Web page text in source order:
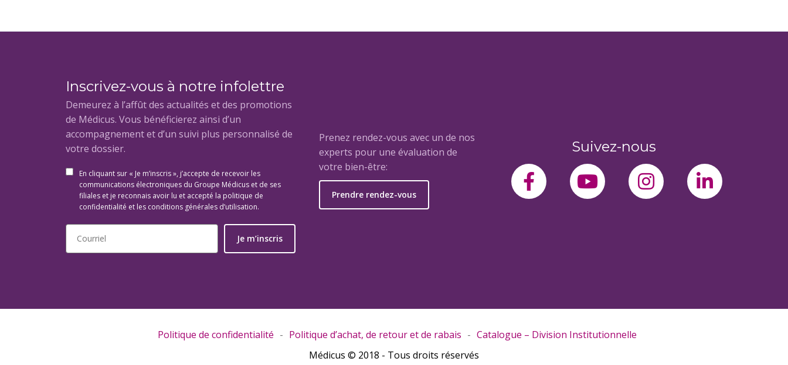
Inscrivez-vous à notre infolettre
Demeurez à l’affût des actualités et des promotions
de Médicus. Vous bénéficierez ainsi d’un
accompagnement et d’un suivi plus personnalisé de
votre dossier.
En cliquant sur « Je m’inscris », j’accepte de recevoir les
communications électroniques du Groupe Médicus et de ses
filiales et je reconnais avoir lu et accepté la politique de
confidentialité et les conditions générales d’utilisation.
Je m’inscris
Prenez rendez-vous avec un de nos
experts pour une évaluation de
votre bien-être:
Prendre rendez-vous
Suivez-nous
facebook-fyoutubeinstagramlinkedin-
Politique de confidentialité Politique d’achat, de retour et de rabais
Catalogue – Division Institutionnelle
Médicus © 2018 - Tous droits réservés